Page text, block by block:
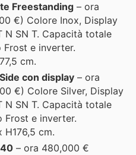
Freestanding – ora
€) Colore Inox, Display
N SN T. Capacità totale
Frost e inverter.
cm.
con display – ora
€) Colore Silver, Display
N SN T. Capacità totale
Frost e inverter.
H176,5 cm.
– ora 480,000 €